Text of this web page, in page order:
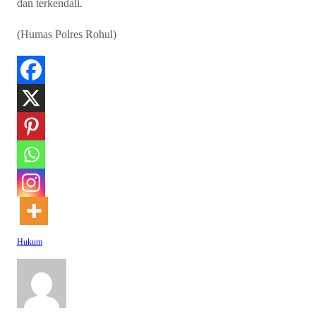
dan terkendali.
(Humas Polres Rohul)
Hukum